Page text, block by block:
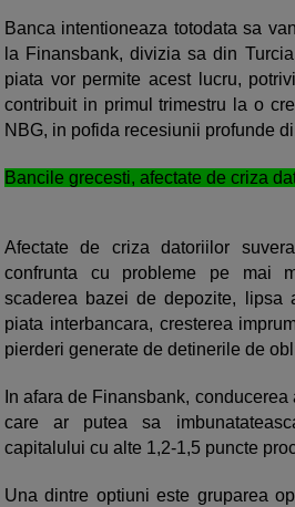
Banca intentioneaza totodata sa
la Finansbank, divizia sa din
piata vor permite acest lucru,
contribuit in primul trimestru la o
NBG, in pofida recesiunii profunde
Bancile grecesti, afectate de criza
Afectate de criza datoriilor
confrunta cu probleme pe mai
scaderea bazei de depozite, lipsa
piata interbancara, cresterea
pierderi generate de detinerile de
In afara de Finansbank,
care ar putea sa
capitalului cu alte 1,2-1,5 puncte
Una dintre optiuni este gruparea